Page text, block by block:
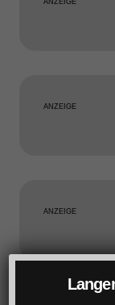
ANZEIGE
ANZEIGE